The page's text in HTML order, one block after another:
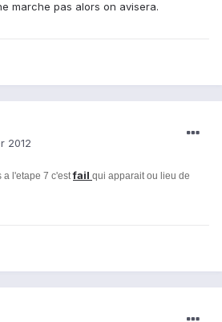
marche pas alors on avisera.
2012
a l'etape 7 c'estfail qui apparait ou lieu de